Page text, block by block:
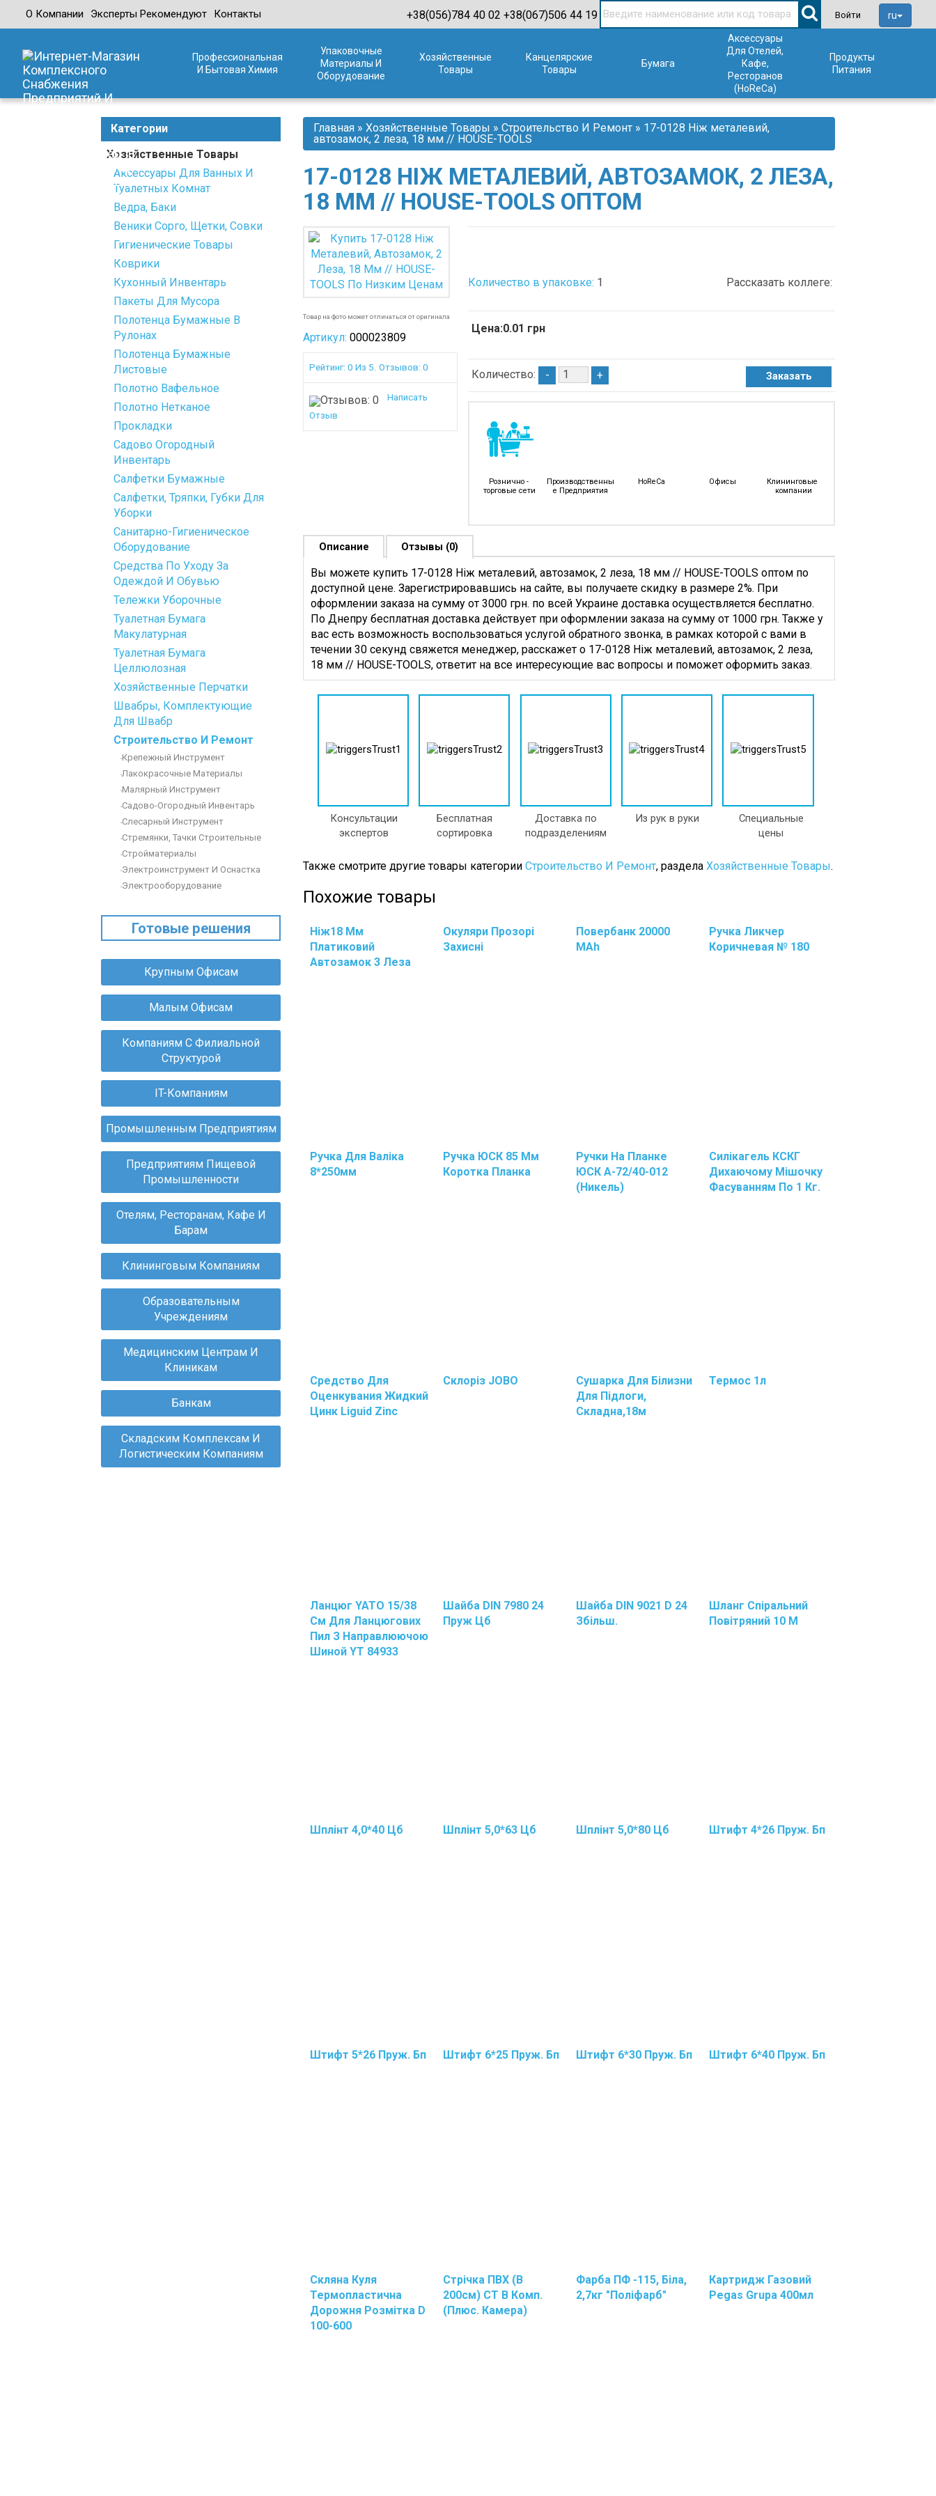
О Компании Эксперты Рекомендуют Контакты +38(056)784 40 02 +38(067)506 44 19 Войти ru
Профессиональная
И Бытовая Химия
Упаковочные
Материалы И
Оборудование
Хозяйственные
Товары
Канцелярские
Товары
Бумага
Аксессуары
Для Отелей,
Кафе,
Ресторанов
(HoReCa)
Продукты
Питания
Главная »Хозяйственные Товары »Строительство И Ремонт » 17-0128 Ніж металевий,
автозамок, 2 леза, 18 мм // HOUSE-TOOLS
17-0128 НІЖ МЕТАЛЕВИЙ, АВТОЗАМОК, 2 ЛЕЗА,
18 ММ // HOUSE-TOOLS ОПТОМ
Товар на фото может отличаться от оригинала
Артикул: 000023809
Рейтинг: 0 Из 5. Отзывов: 0
Написать
Отзыв
Количество в упаковке: 1 Рассказать коллеге:
Цена:0.01 грн
Количество: - +
Рознично -
торговые сети
Производственны
е Предприятия
HoReCa Офисы
Клининговые
компании
Описание Отзывы (0)
Вы можете купить 17-0128 Ніж металевий, автозамок, 2 леза, 18 мм // HOUSE-TOOLS оптом по
доступной цене. Зарегистрировавшись на сайте, вы получаете скидку в размере 2%. При
оформлении заказа на сумму от 3000 грн. по всей Украине доставка осуществляется бесплатно.
По Днепру бесплатная доставка действует при оформлении заказа на сумму от 1000 грн. Также у
вас есть возможность воспользоваться услугой обратного звонка, в рамках которой с вами в
течении 30 секунд свяжется менеджер, расскажет о 17-0128 Ніж металевий, автозамок, 2 леза,
18 мм // HOUSE-TOOLS, ответит на все интересующие вас вопросы и поможет оформить заказ.
Консультации
экспертов
Бесплатная
сортировка
Доставка по
подразделениям
Из рук в руки
Специальные
цены
Также смотрите другие товары категорииСтроительство И Ремонт, разделаХозяйственные Товары.
Похожие товары
Ніж18 Мм
Платиковий
Автозамок 3 Леза
Окуляри Прозорі
Захисні
Повербанк 20000
MAh
Ручка Ликчер
Коричневая № 180
Ручка Для Валіка
8*250мм
Ручка ЮСК 85 Мм
Коротка Планка
Ручки На Планке
ЮСК A-72/40-012
(Никель)
Силікагель КСКГ
Дихаючому Мішочку
Фасуванням По 1 Кг.
Средство Для
Оценкувания Жидкий
Цинк Liguid Zinc
Склоріз JOBO
Сушарка Для Білизни
Для Підлоги,
Складна,18м
Термос 1л
Ланцюг YATO 15/38
См Для Ланцюгових
Пил З Направлюючою
Шиной YT 84933
Шайба DIN 7980 24
Пруж Цб
Шайба DIN 9021 D 24
Збільш.
Шланг Спіральний
Повітряний 10 М
Шплінт 4,0*40 Цб Шплінт 5,0*63 Цб Шплінт 5,0*80 Цб Штифт 4*26 Пруж. Бп
Штифт 5*26 Пруж. Бп Штифт 6*25 Пруж. Бп Штифт 6*30 Пруж. Бп Штифт 6*40 Пруж. Бп
Скляна Куля
Термопластична
Дорожня Розмітка D
100-600
Стрічка ПВХ (В
200см) СТ В Комп.
(плюс. Камера)
Фарба ПФ -115, Біла,
2,7кг "Поліфарб"
Картридж Газовий
Pegas Grupa 400мл
Категории
Хозяйственные Товары
Аксессуары Для Ванных И
Туалетных Комнат
Ведра, Баки
Веники Сорго, Щетки, Совки
Гигиенические Товары
Коврики
Кухонный Инвентарь
Пакеты Для Мусора
Полотенца Бумажные В
Рулонах
Полотенца Бумажные
Листовые
Полотно Вафельное
Полотно Нетканое
Прокладки
Садово Огородный
Инвентарь
Салфетки Бумажные
Салфетки, Тряпки, Губки Для
Уборки
Санитарно-Гигиеническое
Оборудование
Средства По Уходу За
Одеждой И Обувью
Тележки Уборочные
Туалетная Бумага
Макулатурная
Туалетная Бумага
Целлюлозная
Хозяйственные Перчатки
Швабры, Комплектующие
Для Швабр
Строительство И Ремонт
-Крепежный Инструмент
-Лакокрасочные Материалы
-Малярный Инструмент
-Садово-Огородный Инвентарь
-Слесарный Инструмент
-Стремянки, Тачки Строительные
-Стройматериалы
-Электроинструмент И Оснастка
-Электрооборудование
Готовые решения
Крупным Офисам
Малым Офисам
Компаниям С Филиальной
Структурой
IT-Компаниям
Промышленным Предприятиям
Предприятиям Пищевой
Промышленности
Отелям, Ресторанам, Кафе И
Барам
Клининговым Компаниям
Образовательным
Учреждениям
Медицинским Центрам И
Клиникам
Банкам
Складским Комплексам И
Логистическим Компаниям